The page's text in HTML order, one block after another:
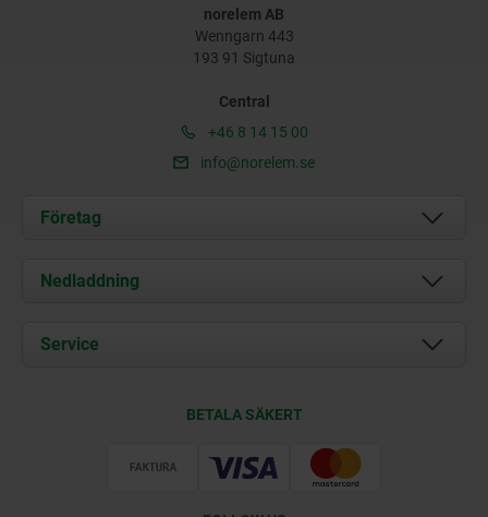
norelem AB
Wenngarn 443
193 91 Sigtuna
Central
+46 8 14 15 00
info@norelem.se
Företag
Om oss
Kontakt
Nedladdning
Documents
Service
BETALA SÄKERT